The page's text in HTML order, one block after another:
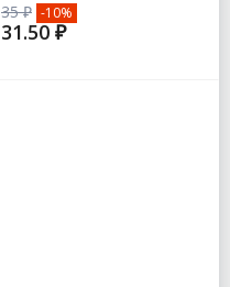
35 ₽ -10%
31.50 ₽